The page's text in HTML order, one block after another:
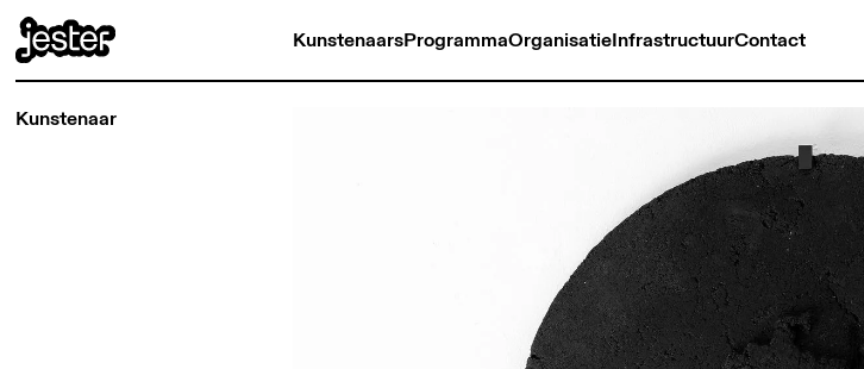
KunstenaarsProgrammaOrganisatieInfrastructuurContact
Kunstenaar